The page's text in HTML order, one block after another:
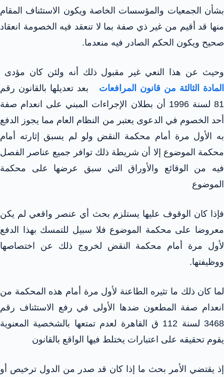
بشأن الجمعيات والمؤسسات الخاصة ويكون الاستئناف المقام
منها قد أقيم من غير ذي صفة بما لا تنعقد فيه الخصومة انعقاد
صحيح ويكون الحكم الصادر فيه منعدما.
وحيث عن هذا النعي غير مقبول ذلك أنه ولئن كان مؤدى
المادة الثالثة من قانون المرافعات
بعد تعديلها بالقانون رقم
81 لسنة 1996 أن بطلان الإجراءات المبني على انعدام صفة
أحد الخصوم في الدعوى يعتبر من النظام العام مما يجوز الدفع
به الأول مرة أمام محكمة النقض ولو لم يسبق إثارته أمام
محكمة الموضوع إلا أن شريطة ذلك توافر جميع عناصر الفصل
فيه من الوقائع والأوراق التي سبق عرضها على محكمة
الموضوع
فإذا كان الوقوف عليها يستلزم بحث أي عنصر واقعي لم يكن
معروضا على محكمة الموضوع فلا سبيل للتمسك بهذا الدفع
لأول مرة أمام محكمة النقض لخروج ذلك عن اختصاصها
ووظيفتها.
لما كان ذلك ما تثيره الطاعنة لأول مرة أمام هذه المحكمة من
انعدام صفة المطعون ضدها الأولى في رفع الاستئناف رقم
3468 لسنة 112 ق القاهرة لعدم تمتعها بالشخصية المعنوية
يقوم تحقيقه على اعتبارات يختلط فيها الواقع بالقانون
إذ يقتضي الأمر بحث ما إذا كان قد صدر من الدول ترخيص أو